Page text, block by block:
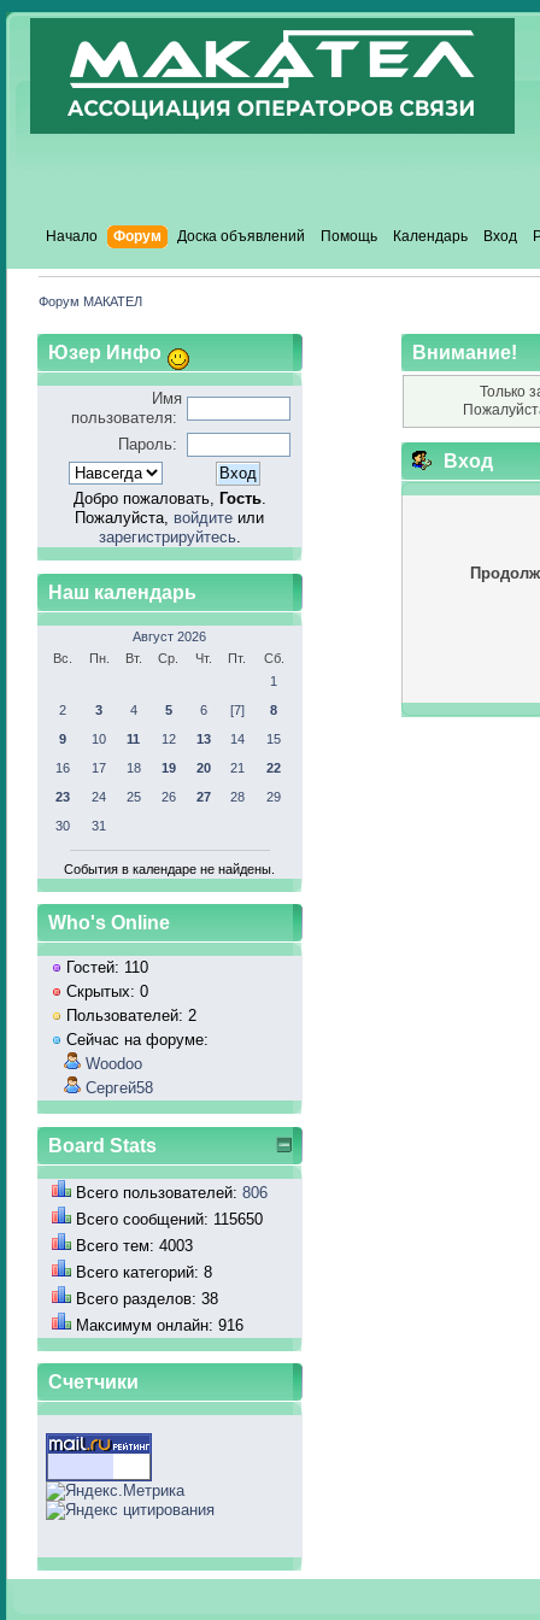
Начало Форум Доска объявлений Помощь Календарь Вход
Форум МАКАТЕЛ
Юзер Инфо
Имя
пользователя:
Пароль:
Добро пожаловать, Гость.
Пожалуйста, войдите или
зарегистрируйтесь.
Наш календарь
Август 2026
Вс.
Пн. Вт. Ср. Чт. Пт.
Сб.
1
2
3 4 5 6 [7]
8
9
10 11 12 13 14
15
16
17 18 19 20 21
22
23
24 25 26 27 28
29
30
31
События в календаре не найдены.
Who's Online
Гостей: 110
Скрытых: 0
Пользователей: 2
Сейчас на форуме:
Woodoo
Сергей58
Board Stats
Всего пользователей: 806
Всего сообщений: 115650
Всего тем: 4003
Всего категорий: 8
Всего разделов: 38
Максимум онлайн: 916
Счетчики
Внимание!
Только
Вход